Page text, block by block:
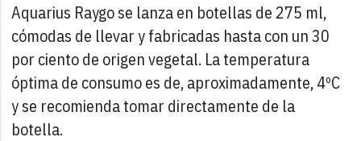
Aquarius Raygo se lanza en botellas de 275 ml,
cómodas de llevar y fabricadas hasta con un 30
por ciento de origen vegetal. La temperatura
óptima de consumo es de, aproximadamente, 4ºC
y se recomienda tomar directamente de la
botella.